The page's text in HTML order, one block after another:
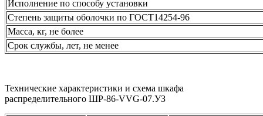
Исполнение по способу установки
Степень защиты оболочки по ГОСТ14254-96
Масса, кг, не более
Срок службы, лет, не менее
Технические характеристики и схема шкафа
распределительного ШР-86-VVG-07.УЗ